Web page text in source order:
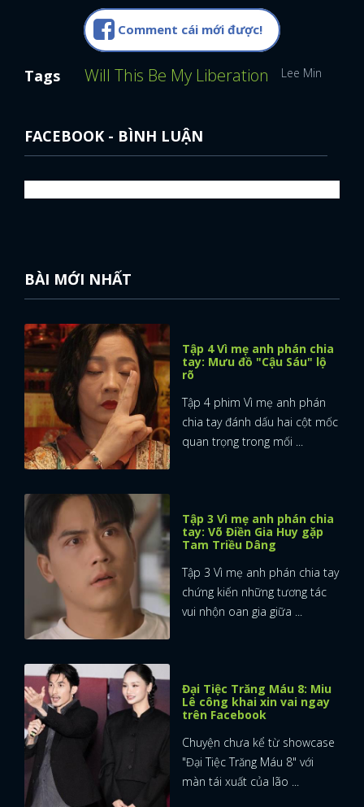
Comment cái mới được!
Tags Will This Be My Liberation Lee Min Ki
FACEBOOK - BÌNH LUẬN
BÀI MỚI NHẤT
Tập 4 Vì mẹ anh phán chia
tay: Mưu đồ "Cậu Sáu" lộ
rõ
Tập 4 phim Vì mẹ anh phán
chia tay đánh dấu hai cột mốc
quan trọng trong mối ...
Tập 3 Vì mẹ anh phán chia
tay: Võ Điền Gia Huy gặp
Tam Triều Dâng
Tập 3 Vì mẹ anh phán chia tay
chứng kiến những tương tác
vui nhộn oan gia giữa ...
Đại Tiệc Trăng Máu 8: Miu
Lê công khai xin vai ngay
trên Facebook
Chuyện chưa kể từ showcase
"Đại Tiệc Trăng Máu 8" với
màn tái xuất của lão ...